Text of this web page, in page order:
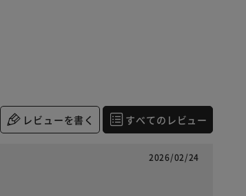
レビューを書く すべてのレビュー
2026/02/24